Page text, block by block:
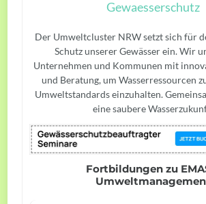
Gewaesserschutz
Der Umweltcluster NRW setzt sich für
Schutz unserer Gewässer ein. Wir
Unternehmen und Kommunen mit
und Beratung, um Wasserressourcen
Umweltstandards einzuhalten.
eine saubere
Fortbildungen zu